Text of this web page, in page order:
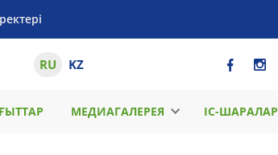
RU KZ
МЕДИАГАЛЕРЕЯ ІС-ШАРАЛАР